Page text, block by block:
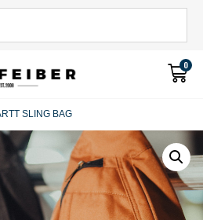
0
SLING BAG